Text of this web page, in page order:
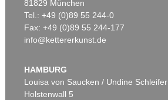
Auktion 359 - Lot 936
Ergebnis:€ 1.020
81829 München
Tel.: +49 (0)89 55 244-0
Fax: +49 (0)89 55 244-177
info@kettererkunst.de
HAMBURG
Louisa von Saucken / Undine Schleifer
Holstenwall 5